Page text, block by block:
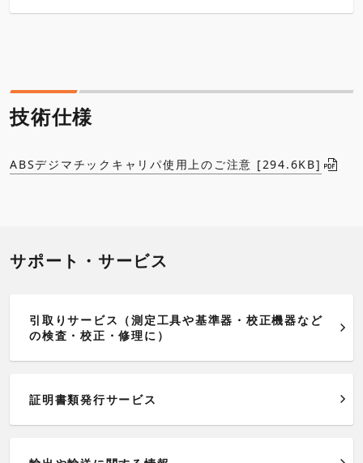
技術仕様
ABSデジマチックキャリパ使用上のご注意 [294.6KB]
サポート・サービス
引取りサービス（測定工具や基準器・校正機器など
の検査・校正・修理に）
証明書類発行サービス